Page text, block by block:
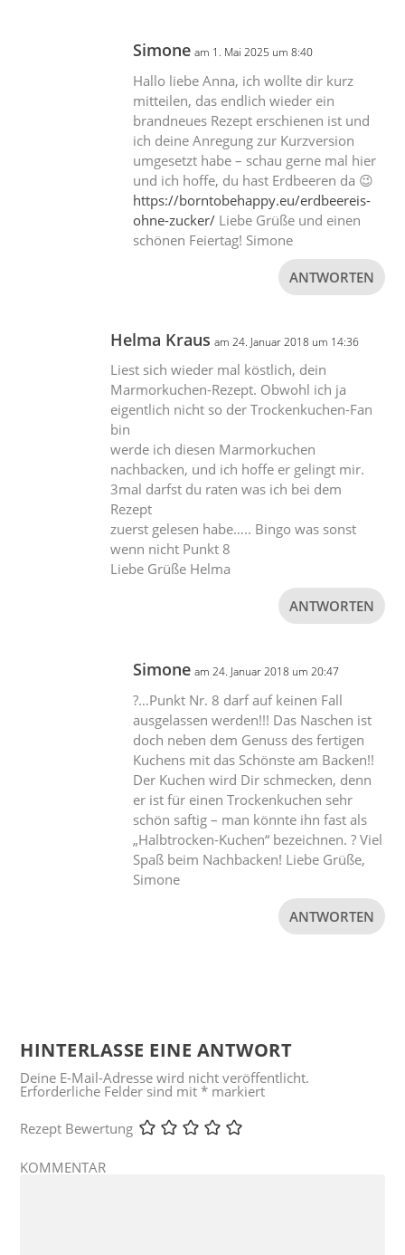
Simone am 1. Mai 2025 um 8:40
Hallo liebe Anna, ich wollte dir kurz
mitteilen, das endlich wieder ein
brandneues Rezept erschienen ist und
ich deine Anregung zur Kurzversion
umgesetzt habe – schau gerne mal hier
und ich hoffe, du hast Erdbeeren da 😉
https://borntobehappy.eu/erdbeereis-
ohne-zucker/ Liebe Grüße und einen
schönen Feiertag! Simone
ANTWORTEN
Helma Kraus am 24. Januar 2018 um 14:36
Liest sich wieder mal köstlich, dein
Marmorkuchen-Rezept. Obwohl ich ja
eigentlich nicht so der Trockenkuchen-Fan
bin
werde ich diesen Marmorkuchen
nachbacken, und ich hoffe er gelingt mir.
3mal darfst du raten was ich bei dem
Rezept
zuerst gelesen habe….. Bingo was sonst
wenn nicht Punkt 8
Liebe Grüße Helma
ANTWORTEN
Simone am 24. Januar 2018 um 20:47
?…Punkt Nr. 8 darf auf keinen Fall
ausgelassen werden!!! Das Naschen ist
doch neben dem Genuss des fertigen
Kuchens mit das Schönste am Backen!!
Der Kuchen wird Dir schmecken, denn
er ist für einen Trockenkuchen sehr
schön saftig – man könnte ihn fast als
„Halbtrocken-Kuchen“ bezeichnen. ? Viel
Spaß beim Nachbacken! Liebe Grüße,
Simone
ANTWORTEN
HINTERLASSE EINE ANTWORT
Deine E-Mail-Adresse wird nicht veröffentlicht.
Erforderliche Felder sind mit* markiert
Rezept Bewertung
KOMMENTAR